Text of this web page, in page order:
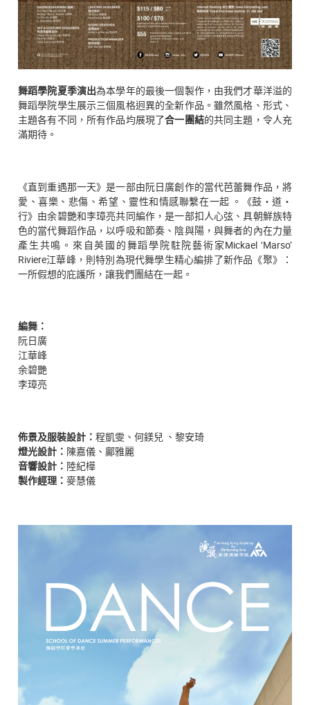
舞蹈學院夏季演出為本學年的最後一個製作，由我們才華洋溢的
舞蹈學院學生展示三個風格迥異的全新作品。雖然風格、形式、
主題各有不同，所有作品均展現了合一團結的共同主題，令人充
滿期待。
《直到重遇那一天》是一部由阮日廣創作的當代芭蕾舞作品，將
愛、喜樂、悲傷、希望、靈性和情感聯繫在一起 。《鼓‧道‧
行》由余碧艷和李璋亮共同編作，是一部扣人心弦、具朝鮮族特
色的當代舞蹈作品，以呼吸和節奏、陰與陽，與舞者的內在力量
產生共鳴。來自英國的舞蹈學院駐院藝術家Mickael ‘Marso’
Riviere江華峰，則特別為現代舞學生精心編排了新作品《聚》：
一所假想的庇護所，讓我們團結在一起。
編舞：
阮日廣
江華峰
余碧艷
李璋亮
佈景及服裝設計： 程凱雯 、 何鎂兒 、 黎安琦
燈光設計： 陳嘉儀、鄺雅麗
音響設計： 陸紀樺
製作經理： 麥慧儀